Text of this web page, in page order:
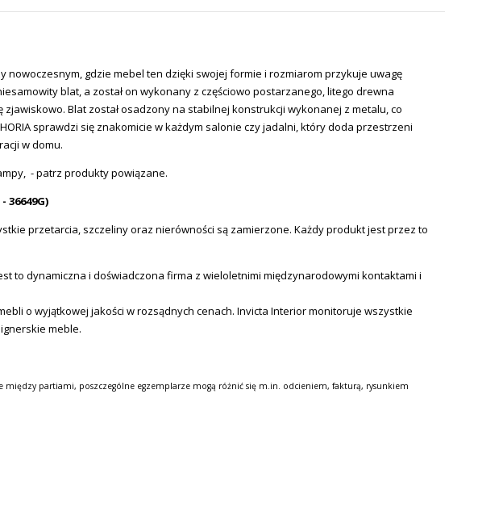
nowoczesnym, gdzie mebel ten dzięki swojej formie i rozmiarom przykuje uwagę
blat, a został on wykonany z częściowo postarzanego, litego drewna
Blat został osadzony na stabilnej konstrukcji wykonanej z metalu, co
sprawdzi się znakomicie w każdym salonie czy jadalni, który doda przestrzeni
w domu.
- patrz produkty powiązane.
przetarcia, szczeliny oraz nierówności są zamierzone. Każdy produkt jest przez to
to dynamiczna i doświadczona firma z wieloletnimi międzynarodowymi kontaktami i
o wyjątkowej jakości w rozsądnych cenach. Invicta Interior monitoruje wszystkie
meble.
między partiami, poszczególne egzemplarze mogą różnić się m.in. odcieniem, fakturą, rysunkiem